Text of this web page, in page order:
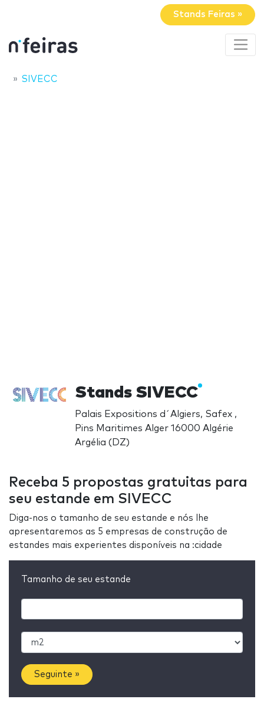
Stands Feiras »
SIVECC
Stands SIVECC
Palais Expositions d´Algiers, Safex ,
Pins Maritimes Alger 16000 Algérie
Argélia (DZ)
Receba 5 propostas gratuitas para
seu estande em SIVECC
Diga-nos o tamanho de seu estande e nós lhe
apresentaremos as 5 empresas de construção de
estandes mais experientes disponíveis na :cidade
Tamanho de seu estande
Seguinte »